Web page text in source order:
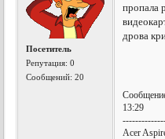
Посетитель
Репутация:0
Сообщений: 20
пропала
дрова
13:29
Acer